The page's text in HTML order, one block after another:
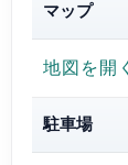
マップ
地図を開く
駐車場